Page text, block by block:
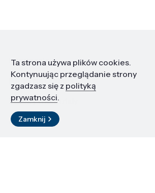
Informacje
Edukacja i kariera
Zasoby i materiały
Kontakt
Ta strona używa plików cookies.
Kontynuując przeglądanie strony
zgadzasz się z polityką
prywatności.
Zamknij